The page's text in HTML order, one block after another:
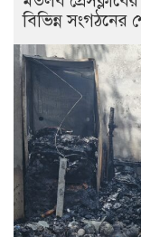
বিভিন্ন সংগঠনের